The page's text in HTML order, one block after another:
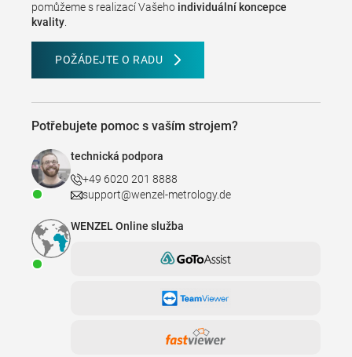
pomůžeme s realizací Vašeho individuální koncepce
kvality
POŽÁDEJTE O RADU
Potřebujete pomoc s vaším strojem?
technická podpora
+49 6020 201 8888
support@wenzel-metrology.de
WENZEL Online služba